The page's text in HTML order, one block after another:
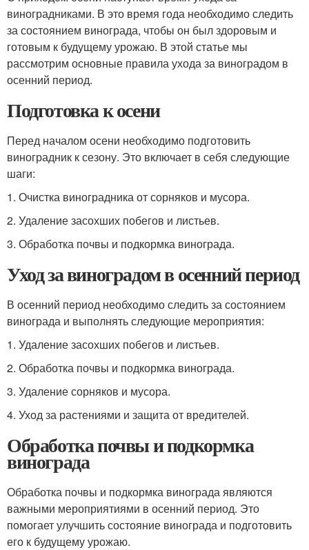
виноградниками. В это время года необходимо следить
за состоянием винограда, чтобы он был здоровым и
готовым к будущему урожаю. В этой статье мы
рассмотрим основные правила ухода за виноградом в
осенний период.
Подготовка к осени
Перед началом осени необходимо подготовить
виноградник к сезону. Это включает в себя следующие
шаги:
1. Очистка виноградника от сорняков и мусора.
2. Удаление засохших побегов и листьев.
3. Обработка почвы и подкормка винограда.
Уход за виноградом в осенний период
В осенний период необходимо следить за состоянием
винограда и выполнять следующие мероприятия:
1. Удаление засохших побегов и листьев.
2. Обработка почвы и подкормка винограда.
3. Удаление сорняков и мусора.
4. Уход за растениями и защита от вредителей.
Обработка почвы и подкормка
винограда
Обработка почвы и подкормка винограда являются
важными мероприятиями в осенний период. Это
помогает улучшить состояние винограда и подготовить
его к будущему урожаю.